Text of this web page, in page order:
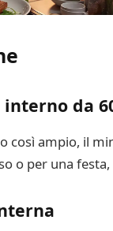
interno da
così ampio, il
o per una